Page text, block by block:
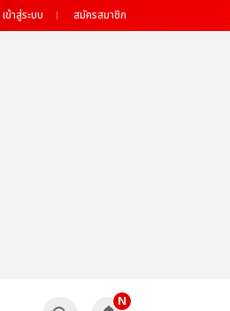
เข้าสู่ระบบ สมัครสมาชิก
N